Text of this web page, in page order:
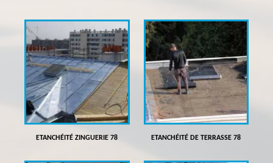
ETANCHÉITÉ ZINGUERIE 78 ETANCHÉITÉ DE TERRASSE 78